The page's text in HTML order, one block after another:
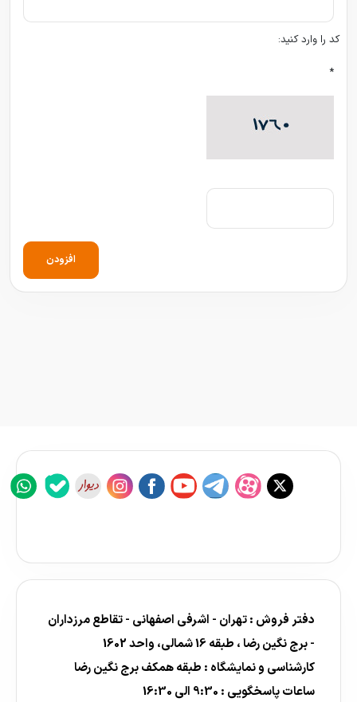
کد را وارد کنید:
*
افزودن
دفتر فروش : تهران - اشرفی اصفهانی - تقاطع مرزداران
- برج نگین رضا ، طبقه 16 شمالی، واحد 1602
کارشناسی و نمایشگاه : طبقه همکف برج نگین رضا
ساعات پاسخگویی : 9:30 الی 16:30